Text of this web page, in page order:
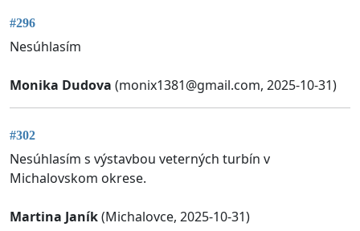
#296
Nesúhlasím
Monika Dudova (monix1381@gmail.com, 2025-10-31)
#302
Nesúhlasím s výstavbou veterných turbín v
Michalovskom okrese.
Martina Janík(Michalovce, 2025-10-31)